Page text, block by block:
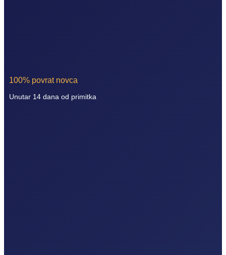
100% povrat novca
Unutar 14 dana od primitka